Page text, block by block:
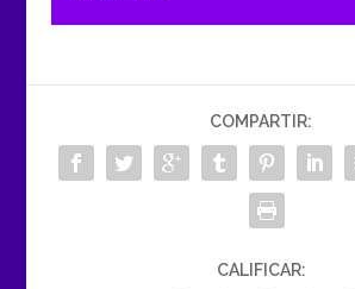
COMPARTIR:
CALIFICAR: